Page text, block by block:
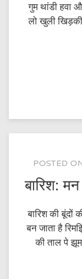
गुम थांडी हवा
लो खुली खिड़की
POSTED
बारिश:
बारिश की बूंदों
बन जाता है
की ताल पे